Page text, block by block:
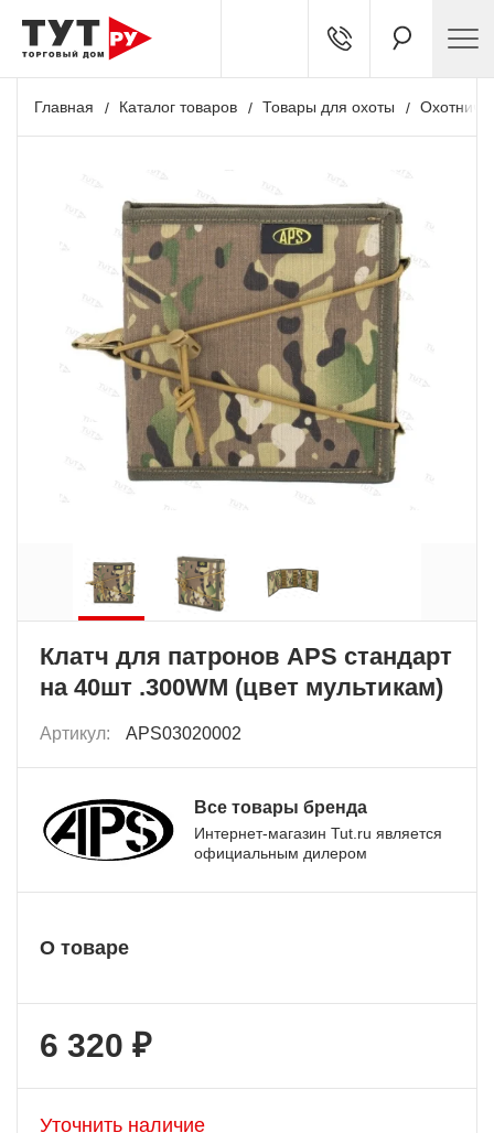
Главная Каталог товаров Товары для охоты
Клатч для патронов APS стандарт
на 40шт .300WM (цвет мультикам)
Артикул: APS03020002
Все товары бренда
Интернет-магазин Tut.ru является
официальным дилером
О товаре
6 320 ₽
Уточнить наличие